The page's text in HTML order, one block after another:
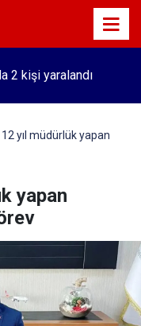
2 kişi yaralandı
yıl müdürlük yapan
yapan